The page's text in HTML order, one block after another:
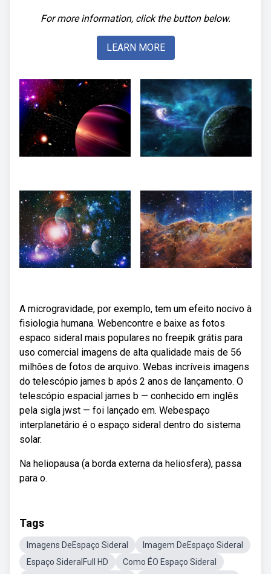
For more information, click the button below.
LEARN MORE
A microgravidade, por exemplo, tem um efeito nocivo à
fisiologia humana. Webencontre e baixe as fotos
espaco sideral mais populares no freepik grátis para
uso comercial imagens de alta qualidade mais de 56
milhões de fotos de arquivo. Webas incríveis imagens
do telescópio james b após 2 anos de lançamento. O
telescópio espacial james b — conhecido em inglês
pela sigla jwst — foi lançado em. Webespaço
interplanetário é o espaço sideral dentro do sistema
solar.
Na heliopausa (a borda externa da heliosfera), passa
para o.
Tags
Imagens DeEspaço Sideral
Imagem DeEspaço Sideral
Espaço SideralFull HD
Como ÉO Espaço Sideral